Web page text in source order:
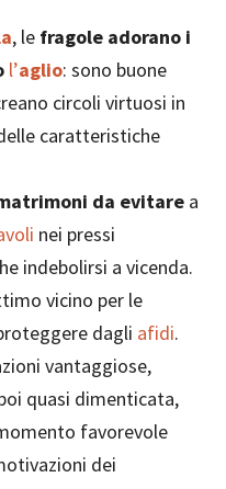
, le fragole adorano i
l’aglio: sono buone
circoli virtuosi in
caratteristiche
da evitare a
nei pressi
indebolirsi a vicenda.
vicino per le
dagli afidi.
vantaggiose,
quasi dimenticata,
favorevole
dei